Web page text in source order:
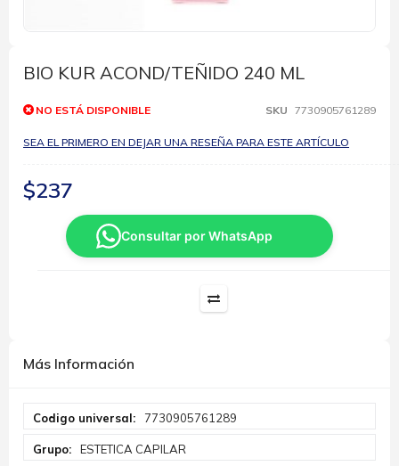
comienzo
de
galería
imágenes
BIO KUR ACOND/TEÑIDO 240 ML
NO ESTÁ DISPONIBLE SKU 7730905761289
SEA EL PRIMERO EN DEJAR UNA RESEÑA PARA ESTE ARTÍCULO
$237
Consultar por WhatsApp
Más Información
Información
7730905761289
ESTETICA CAPILAR